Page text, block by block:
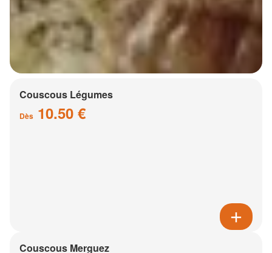
Couscous Légumes
Dès 10.50 €
Couscous Merguez